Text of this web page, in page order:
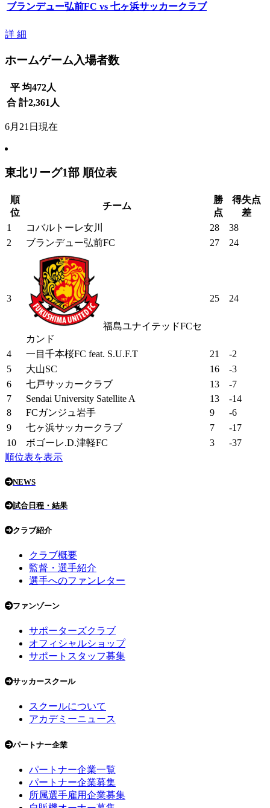
ブランデュー弘前FC vs 七ヶ浜サッカークラブ
詳 細
ホームゲーム入場者数
平 均472人
合 計2,361 人
6月21日現在
東北リーグ1部 順位表
順
位
チーム
勝
点
得失点
差
1
コバルトーレ女川 28
38
2
ブランデュー弘前FC 27 24
3
福島ユナイテッドFCセ
カンド
25 24
4 一目千本桜FC feat. S.U.F.T 21
-2
5
大山SC 16
-3
6
七戸サッカークラブ 13
-7
7
Sendai University Satellite A 13
-14
8
FCガンジュ岩手 9
-6
9
七ヶ浜サッカークラブ 7
-17
10
ボゴーレ.D.津軽FC 3
-37
順位表を表示
NEWS
試合日程・結果
クラブ紹介
クラブ概要
監督・選手紹介
選手へのファンレター
ファンゾーン
サポーターズクラブ
オフィシャルショップ
サポートスタッフ募集
サッカースクール
スクールについて
アカデミーニュース
パートナー企業
パートナー企業一覧
パートナー企業募集
所属選手雇用企業募集